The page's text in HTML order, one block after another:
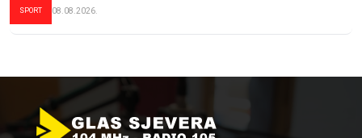
SPORT 08.08.2026.